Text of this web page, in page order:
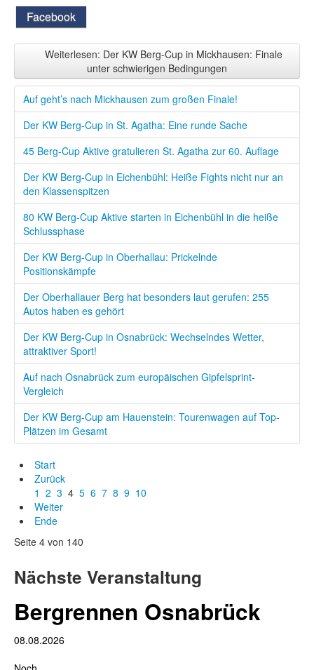
Facebook
Weiterlesen: Der KW Berg-Cup in Mickhausen: Finale
unter schwierigen Bedingungen
Auf geht’s nach Mickhausen zum großen Finale!
Der KW Berg-Cup in St. Agatha: Eine runde Sache
45 Berg-Cup Aktive gratulieren St. Agatha zur 60. Auflage
Der KW Berg-Cup in Eichenbühl: Heiße Fights nicht nur an
den Klassenspitzen
80 KW Berg-Cup Aktive starten in Eichenbühl in die heiße
Schlussphase
Der KW Berg-Cup in Oberhallau: Prickelnde
Positionskämpfe
Der Oberhallauer Berg hat besonders laut gerufen: 255
Autos haben es gehört
Der KW Berg-Cup in Osnabrück: Wechselndes Wetter,
attraktiver Sport!
Auf nach Osnabrück zum europäischen Gipfelsprint-
Vergleich
Der KW Berg-Cup am Hauenstein: Tourenwagen auf Top-
Plätzen im Gesamt
Start
Zurück
1 2 3 4 5 6 7 8 9 10
Weiter
Ende
Seite 4 von 140
Nächste Veranstaltung
Bergrennen Osnabrück
08.08.2026